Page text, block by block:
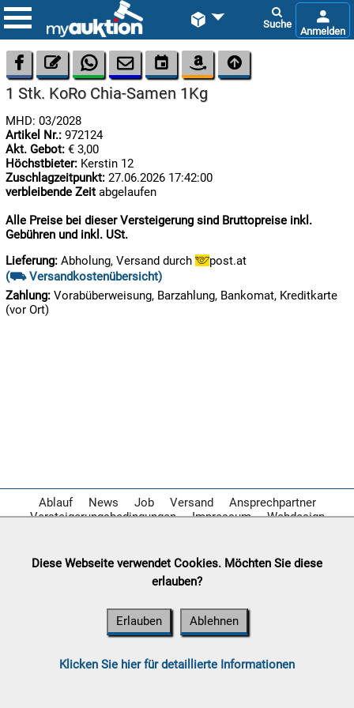
 

Chips
Blitzaktion

09.08:

10.08:
      
1 Stk. KoRo Chia-Samen 1Kg
MHD: 03/2028
Artikel Nr.: 972124
Akt. Gebot: € 3,00
Höchstbieter: Kerstin 12
Zuschlagzeitpunkt: 27.06.2026 17:42:00
verbleibende Zeit abgelaufen
Alle Preise bei dieser Versteigerung sind Bruttopreise inkl.
Gebühren und inkl. USt.
Lieferung: Abholung, Versand durch post.at
(⛟ Versandkostenübersicht)
Zahlung: Vorabüberweisung, Barzahlung, Bankomat, Kreditkarte
(vor Ort)
Ablauf News Job Versand
Ansprechpartner
Versteigerungsbedingungen
Impressum Webdesign
Diese Webseite verwendet Cookies. Möchten Sie diese
erlauben?
Erlauben Ablehnen
Klicken Sie hier für detaillierte Informationen